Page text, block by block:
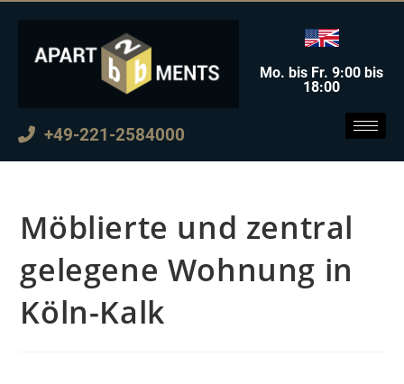
+49-221-2584000
Mo. bis Fr. 9:00 bis
18:00
Möblierte und zentral
gelegene Wohnung in
Köln-Kalk